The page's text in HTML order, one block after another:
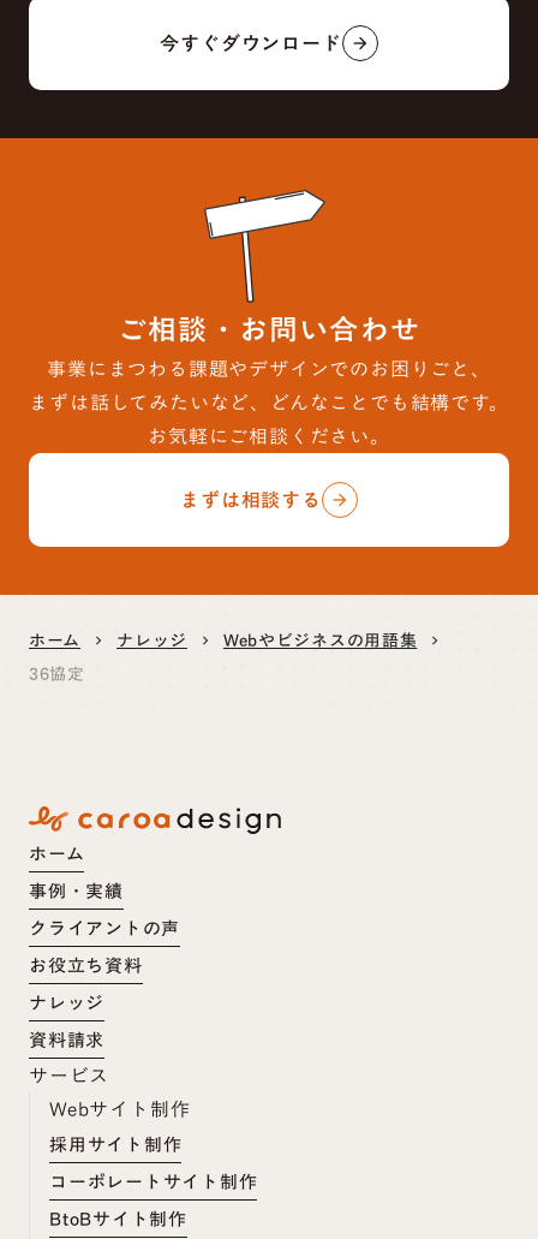
今すぐダウンロード
arrow_forward
ご相談・お問い合わせ
事業にまつわる課題やデザインでのお困りごと、
まずは話してみたいなど、どんなことでも結構です。
お気軽にご相談ください。
まずは相談する
arrow_forward
ホーム keyboard_arrow_right ナレッジ keyboard_arrow_right Webやビジネスの用語集 keyboard_arrow_right
36協定
ホーム
事例・実績
クライアントの声
お役立ち資料
ナレッジ
資料請求
サービス
Webサイト制作
採用サイト制作
コーポレートサイト制作
BtoBサイト制作